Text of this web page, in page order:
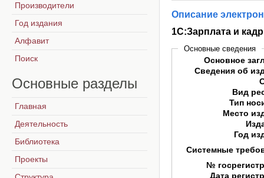
Описание
1С:Зарплата и
Основные сведения
Основное
Сведения об
Вид
Тип
Место
Год
Системные
№
Дата
Производители
Год издания
Алфавит
Поиск
Основные разделы
Главная
Деятельность
Библиотека
Проекты